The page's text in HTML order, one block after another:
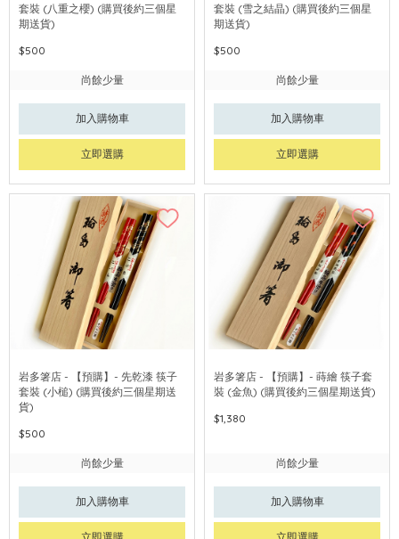
套裝 (八重之櫻) (購買後約三個星
期送貨)
$500
尚餘少量
加入購物車
立即選購
套裝 (雪之結晶) (購買後約三個星
期送貨)
$500
尚餘少量
加入購物車
立即選購
岩多箸店 - 【預購】- 先乾漆 筷子
套裝 (小槌) (購買後約三個星期送
貨)
$500
尚餘少量
加入購物車
岩多箸店 - 【預購】- 蒔繪 筷子套
裝 (金魚) (購買後約三個星期送貨)
$1,380
尚餘少量
加入購物車